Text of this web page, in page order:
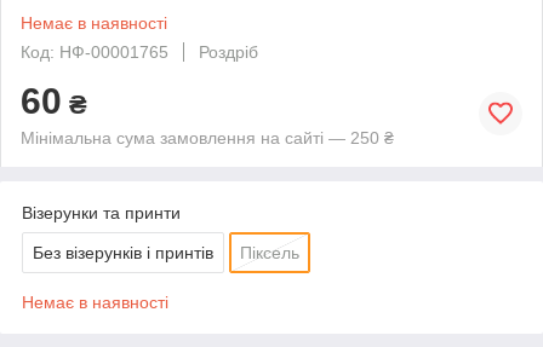
Немає в наявності
Код: НФ-00001765
Роздріб
60 ₴
Мінімальна сума замовлення на сайті — 250 ₴
Візерунки та принти
Без візерунків і принтів Піксель
Немає в наявності